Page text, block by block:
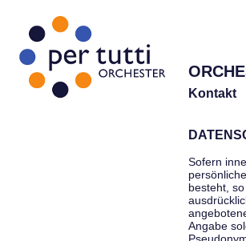
Kontakt
Sofern
besteht,
Angabe